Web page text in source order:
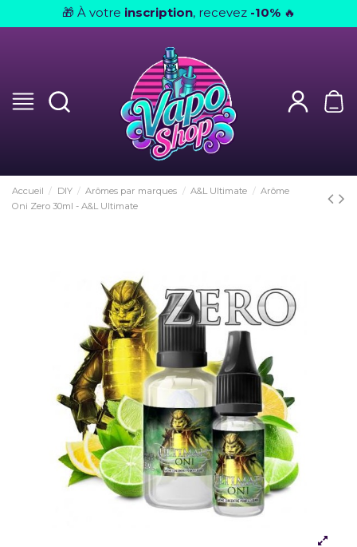
🎁 À votre inscription, recevez -10% 🔥
Accueil DIY Arômes par marques A&L Ultimate
Arôme
Oni Zero 30ml - A&L Ultimate